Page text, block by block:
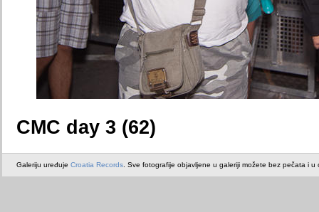
CMC day 3 (62)
Galeriju uređuje Croatia Records . Sve fotografije objavljene u galeriji možete bez pečata i